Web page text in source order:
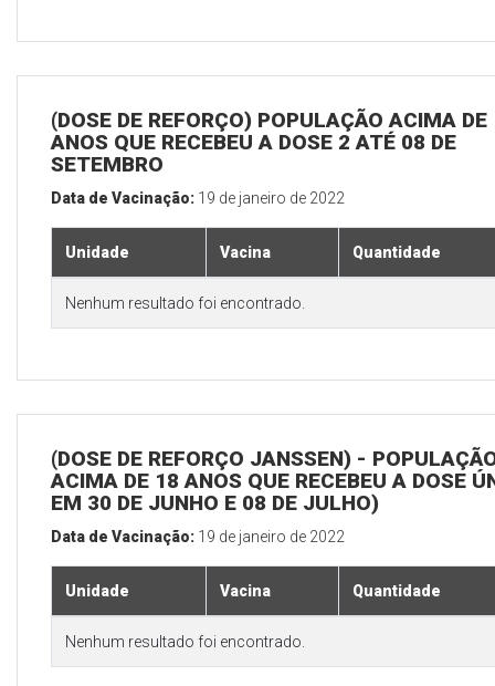
(DOSE DE REFORÇO) POPULAÇÃO ACIMA DE
ANOS QUE RECEBEU A DOSE 2 ATÉ 08 DE
SETEMBRO
Data de Vacinação: 19 de janeiro de 2022
Unidade Vacina Quantidade
Nenhum resultado foi encontrado.
(DOSE DE REFORÇO JANSSEN) -
ACIMA DE 18 ANOS QUE RECEBEU A DOSE
EM 30 DE JUNHO E 08 DE JULHO)
Data de Vacinação: 19 de janeiro de 2022
Unidade Vacina Quantidade
Nenhum resultado foi encontrado.